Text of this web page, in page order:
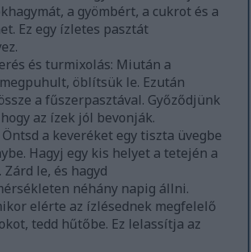
a gyömbért, a cukrot és a
Ez egy ízletes pasztát
és turmixolás: Miután a
öblítsük le. Ezután
a fűszerpasztával. Győződjünk
az ízek jól bevonják.
Öntsd a keveréket egy tiszta üvegbe
Hagyj egy kis helyet a tetején a
Zárd le, és hagyd
néhány napig állni.
elérte az ízlésednek megfelelő
tedd hűtőbe. Ez lelassítja az